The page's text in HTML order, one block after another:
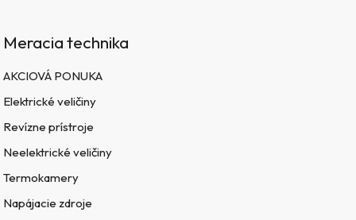
Meracia technika
AKCIOVÁ PONUKA
Elektrické veličiny
Revízne prístroje
Neelektrické veličiny
Termokamery
Napájacie zdroje